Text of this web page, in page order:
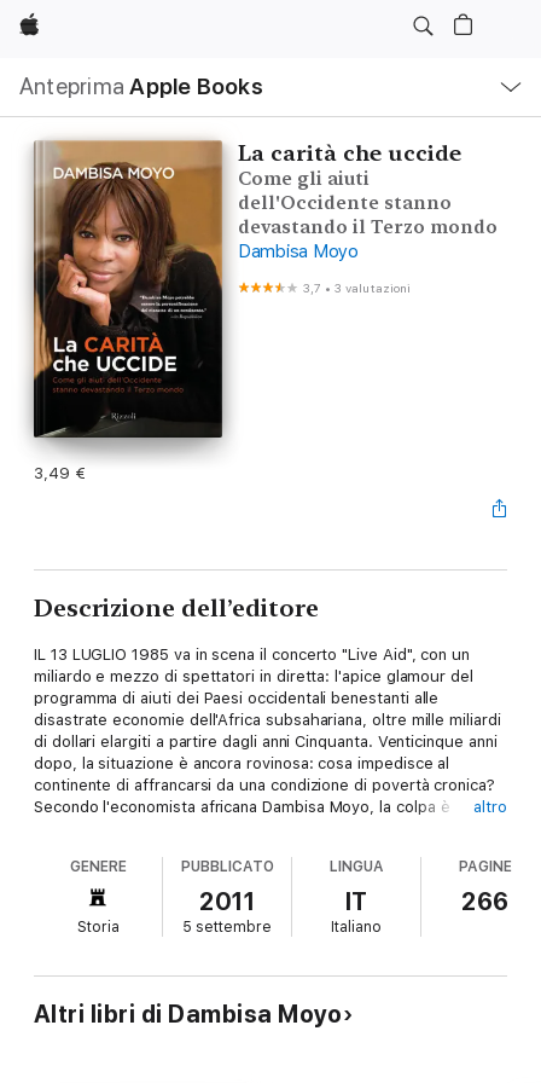
Apple
Anteprima Apple Books
locale
Apri
Menu
La carità che uccide
Come gli aiuti
dell'Occidente stanno
devastando il Terzo mondo
Dambisa Moyo
3,7 •3 valutazioni
3,49 €
Descrizione dell’editore
IL 13 LUGLIO 1985 va in scena il concerto "Live Aid", con un
miliardo e mezzo di spettatori in diretta: l'apice glamour del
programma di aiuti dei Paesi occidentali benestanti alle
disastrate economie dell'Africa subsahariana, oltre mille miliardi
di dollari elargiti a partire dagli anni Cinquanta. Venticinque anni
dopo, la situazione è ancora rovinosa: cosa impedisce al
continente di affrancarsi da una condizione di povertà cronica?
Secondo l'economista africana Dambisa Moyo, la colpa è
economica, rendendola dipendente come da una droga. E nella
peggiore, contribuisce a diffondere le pestilenze della
corruzione e del peculato, grazie a massicce iniezioni di credito
nelle vene di Paesi privi di una governance solida e trasparente,
imprenditoriale. L'alternativa è chiara: seguire la Cina, che negli
ultimi anni ha sviluppato una partnership sofisticata ed
efficiente con molti Paesi della zona subsahariana. Il colosso
altro
GENERE
Storia
PUBBLICATO
2011
5 settembre
LINGUA
IT
Italiano
PAGINE
266
Altri libri di Dambisa Moyo